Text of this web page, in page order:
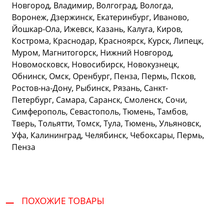
Новгород, Владимир, Волгоград, Вологда,
Воронеж, Дзержинск, Екатеринбург, Иваново,
Йошкар-Ола, Ижевск, Казань, Калуга, Киров,
Кострома, Краснодар, Красноярск, Курск, Липецк,
Муром, Магнитогорск, Нижний Новгород,
Новомосковск, Новосибирск, Новокузнецк,
Обнинск, Омск, Оренбург, Пенза, Пермь, Псков,
Ростов-на-Дону, Рыбинск, Рязань, Санкт-
Петербург, Самара, Саранск, Смоленск, Сочи,
Симферополь, Севастополь, Тюмень, Тамбов,
Тверь, Тольятти, Томск, Тула, Тюмень, Ульяновск,
Уфа, Калининград, Челябинск, Чебоксары, Пермь,
Пенза
ПОХОЖИЕ ТОВАРЫ